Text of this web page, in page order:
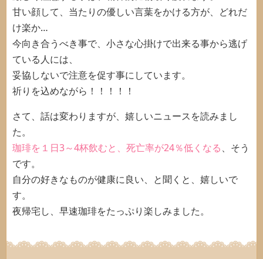
甘い顔して、当たりの優しい言葉をかける方が、どれだ
け楽か…
今向き合うべき事で、小さな心掛けで出来る事から逃げ
ている人には、
妥協しないで注意を促す事にしています。
祈りを込めながら！！！！！
さて、話は変わりますが、嬉しいニュースを読みまし
た。
珈琲を１日3～4杯飲むと、死亡率が24％低くなる、そう
です。
自分の好きなものが健康に良い、と聞くと、嬉しいで
す。
夜帰宅し、早速珈琲をたっぷり楽しみました。